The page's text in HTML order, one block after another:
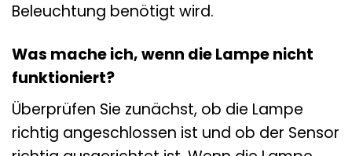
Beleuchtung benötigt wird.
Was mache ich, wenn die Lampe nicht
funktioniert?
Überprüfen Sie zunächst, ob die Lampe
richtig angeschlossen ist und ob der Sensor